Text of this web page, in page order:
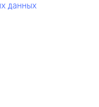
данных